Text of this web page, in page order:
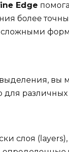
Edge
более
сложными
вы
для
слоя